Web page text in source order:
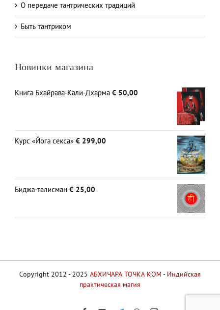
О передаче тантрических традиций
Быть тантриком
Новинки магазина
Книга Бхайрава-Кали-Дхарма € 50,00
Курс «Йога секса» € 299,00
Биджа-талисман € 25,00
Copyright 2012 - 2025 АБХИЧАРА ТОЧКА КОМ - Индийская
практическая магия